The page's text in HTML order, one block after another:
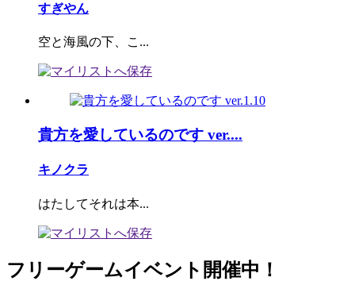
すぎやん
空と海風の下、こ...
貴方を愛しているのです ver....
キノクラ
はたしてそれは本...
フリーゲームイベント開催中！